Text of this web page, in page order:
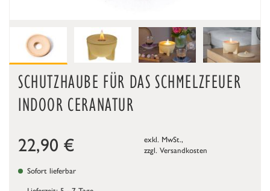
SCHUTZHAUBE FÜR DAS SCHMELZFEUER
INDOOR CERANATUR
22,90 €
exkl. MwSt.,
zzgl. Versandkosten
Sofort lieferbar